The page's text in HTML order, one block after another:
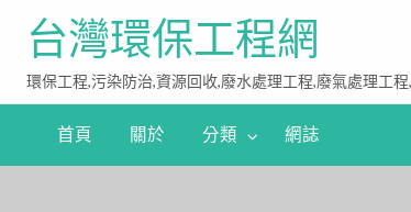
台灣環保工程網
環保工程,污染防治,資源回收,廢水處理工程,廢氣處理工
首頁 關於 分類 網誌